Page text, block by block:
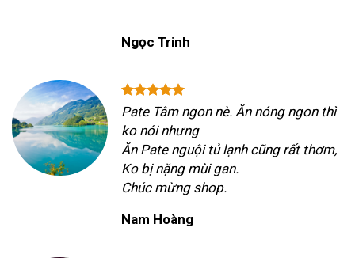
Ngọc Trinh
Pate Tâm ngon nè. Ăn nóng ngon thì
ko nói nhưng
Ăn Pate nguội tủ lạnh cũng rất thơm,
Ko bị nặng mùi gan.
Chúc mừng shop.
Nam Hoàng